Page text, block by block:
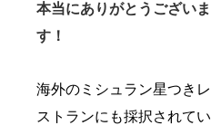
本当にありがとうございま
す！
海外のミシュラン星つきレ
ストランにも採択されてい